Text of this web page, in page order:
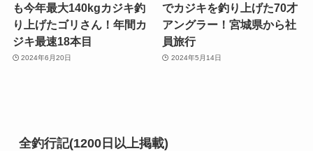
も今年最大140kgカジキ釣
り上げたゴリさん！年間カ
ジキ最速18本目
2024年6月20日
でカジキを釣り上げた70才
アングラー！宮城県から社
員旅行
2024年5月14日
全釣行記(1200日以上掲載)